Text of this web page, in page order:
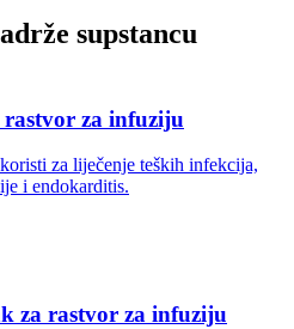
supstancu
za infuziju
za liječenje teških infekcija,
i endokarditis.
za rastvor za infuziju